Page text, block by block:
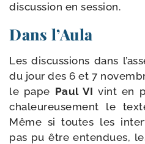
dis­cus­sion en session.
Dans l’Aula
Les dis­cus­sions dans
du jour des 6 et 7
le pape Paul VI vint en
cha­leu­reu­se­ment le
Même si toutes les
pas pu être enten­dues,